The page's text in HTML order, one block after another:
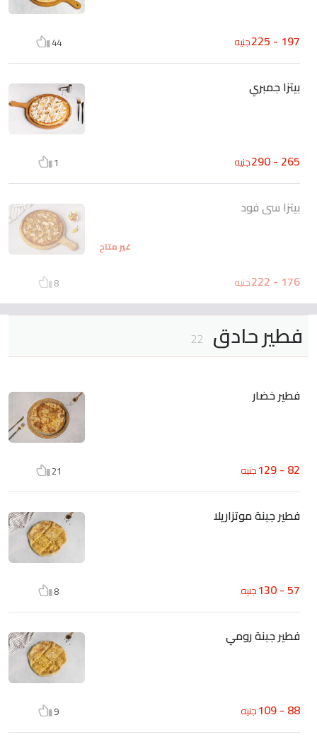
197 - 225 جنيه 44
بيتزا جمبري
265 - 290 جنيه 1
بيتزا سى فود
غير متاح
176 - 222 جنيه 8
فطير حادق 22
فطير خضار
82 - 129 جنيه 21
فطير جبنة موتزاريلا
57 - 130 جنيه 8
فطير جبنة رومي
88 - 109 جنيه 9